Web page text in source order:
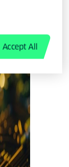
Accept All